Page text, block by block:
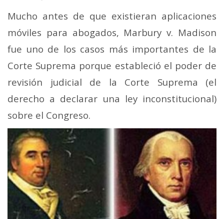
Mucho antes de que existieran aplicaciones
móviles para abogados, Marbury v. Madison
fue uno de los casos más importantes de la
Corte Suprema porque estableció el poder de
revisión judicial de la Corte Suprema (el
derecho a declarar una ley inconstitucional)
sobre el Congreso.